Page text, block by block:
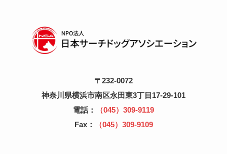
〒232-0072
神奈川県横浜市南区永田東3丁目17-29-101
電話：
（045）309-9119
Fax：
（045）309-9109